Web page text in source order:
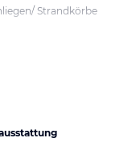
Strandkörbe